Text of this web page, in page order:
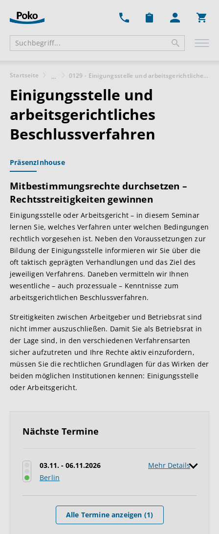
Startseite ... 0129 - Einigungsstelle und arbeitsgerichtliches Beschlussverfahren
Einigungsstelle und
arbeitsgerichtliches
Beschlussverfahren
PräsenzInhouse
Mitbestimmungsrechte durchsetzen –
Rechtsstreitigkeiten gewinnen
Einigungsstelle oder Arbeitsgericht – in diesem Seminar
lernen Sie, welches Verfahren unter welchen Bedingungen
rechtlich vorgesehen ist. Neben den Voraussetzungen zur
Bildung der Einigungsstelle informieren wir Sie über die
oft taktisch geprägten Verhandlungen und das Ziel des
jeweiligen Verfahrens. Daneben vermitteln wir Ihnen
wesentliche – auch prozessuale – Kenntnisse zum
arbeitsgerichtlichen Beschlussverfahren.
Streitigkeiten zwischen Arbeitgeber und Betriebsrat sind
nicht immer auszuschließen. Damit Sie als Betriebsrat in
der Lage sind, in den verschiedenen Verfahrensarten
sicher aufzutreten und Ihre Rechte aktiv einzufordern,
müssen Sie die rechtlichen Grundlagen für das Wirken der
beiden möglichen Institutionen kennen: Einigungsstelle
oder Arbeitsgericht.
Nächste Termine
03.11. - 06.11.2026
Berlin
Mehr Details
Alle Termine anzeigen (1)